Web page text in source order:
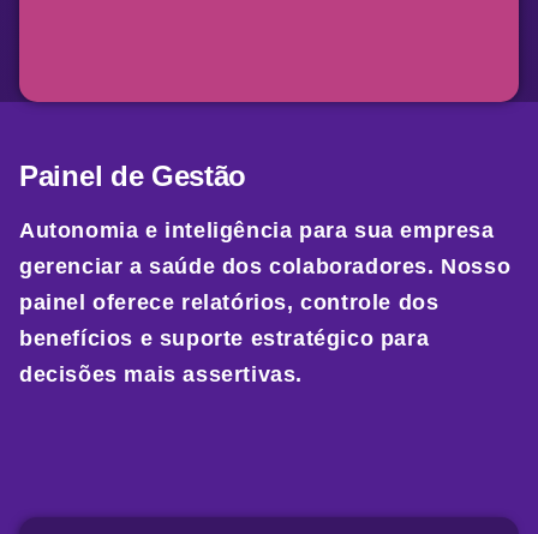
Painel de Gestão
Autonomia e inteligência para sua empresa
gerenciar a saúde dos colaboradores. Nosso
painel oferece relatórios, controle dos
benefícios e suporte estratégico para
decisões mais assertivas.